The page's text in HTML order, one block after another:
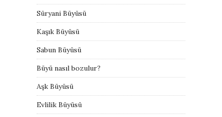
Süryani Büyüsü
Kaşık Büyüsü
Sabun Büyüsü
Büyü nasıl bozulur?
Aşk Büyüsü
Evlilik Büyüsü